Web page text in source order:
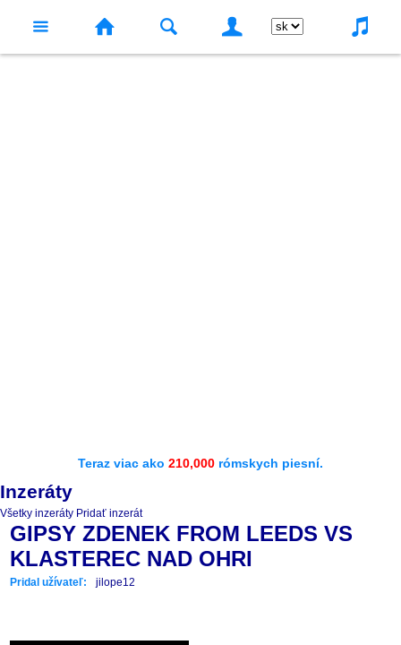
Teraz viac ako 210,000 rómskych piesní.
Inzeráty
Všetky inzeráty Pridať inzerát
GIPSY ZDENEK FROM LEEDS VS
KLASTEREC NAD OHRI
Pridal užívateľ: jilope12